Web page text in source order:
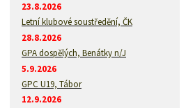
23.8.2026
Letní klubové soustředění, ČK
28.8.2026
GPA dospělých, Benátky n/J
5.9.2026
GPC U19, Tábor
12.9.2026